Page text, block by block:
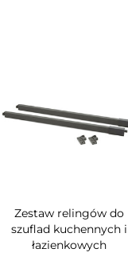
Zestaw relingów do
szuflad kuchennych i
łazienkowych